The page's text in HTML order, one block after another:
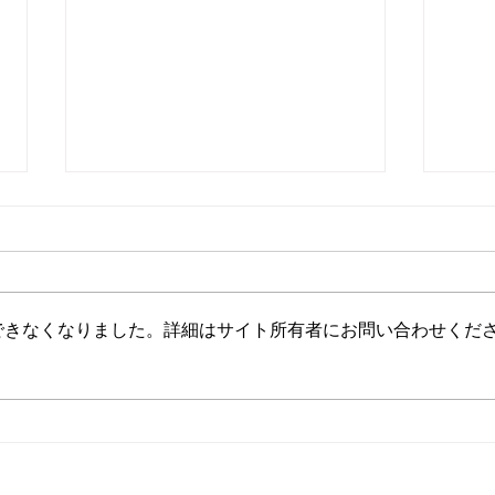
どん
なくなりました。詳細はサイト所有者にお問い合わせくださ